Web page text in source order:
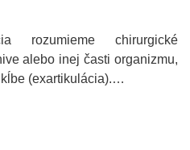
rozumieme chirurgické
alebo inej časti organizmu,
(exartikulácia).…